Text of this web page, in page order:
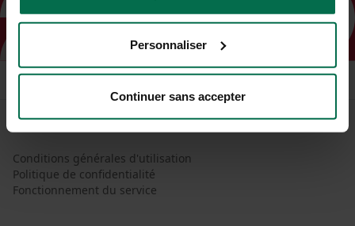
Personnaliser
Continuer sans accepter
Conditions générales d'utilisation
Politique de confidentialité
Fonctionnement du service